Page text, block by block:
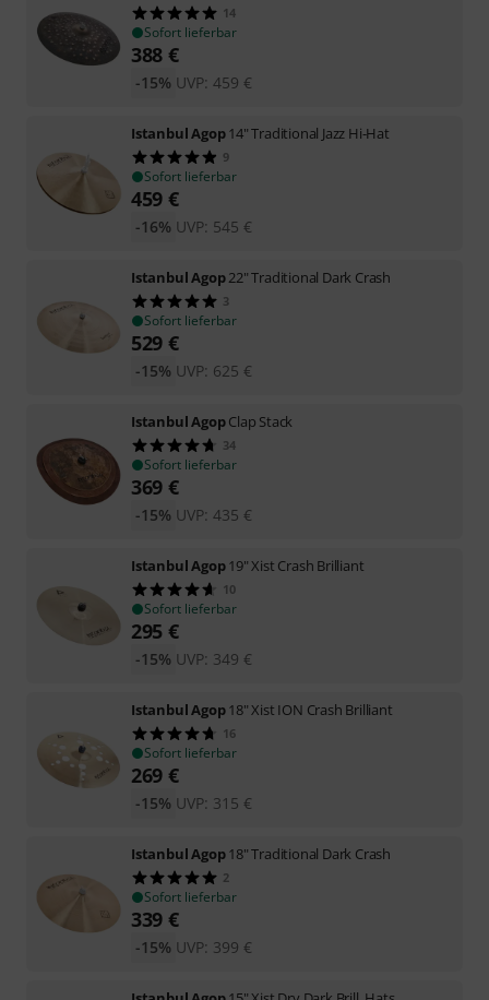
14
Sofort lieferbar
388 €
UVP: 459 €
-15%
Istanbul Agop14" Traditional Jazz Hi-Hat
9
Sofort lieferbar
459 €
UVP: 545 €
-16%
Istanbul Agop22" Traditional Dark Crash
3
Sofort lieferbar
529 €
UVP: 625 €
-15%
Istanbul AgopClap Stack
34
Sofort lieferbar
369 €
UVP: 435 €
-15%
Istanbul Agop19" Xist Crash Brilliant
10
Sofort lieferbar
295 €
UVP: 349 €
-15%
Istanbul Agop18" Xist ION Crash Brilliant
16
Sofort lieferbar
269 €
UVP: 315 €
-15%
Istanbul Agop18" Traditional Dark Crash
2
Sofort lieferbar
339 €
UVP: 399 €
-15%